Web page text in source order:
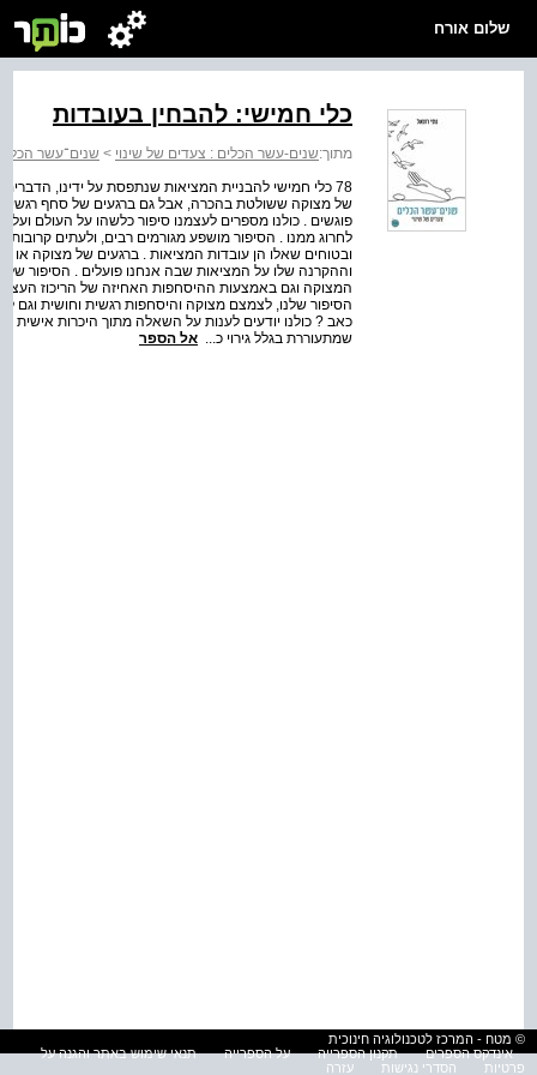
שלום אורח
כלי חמישי: להבחין בעובדות
מתוך:שנים-עשר הכלים : צעדים של שינוי > שנים־עשר
78 כלי חמישי להבניית המציאות שנתפסת על ידינו,
של מצוקה ששולטת בהכרה, אבל גם ברגעים של סחף רגשי
פוגשים . כולנו מספרים לעצמנו סיפור כלשהו על העולם
לחרוג ממנו . הסיפור מושפע מגורמים רבים, ולעתים קרובות
ובטוחים שאלו הן עובדות המציאות . ברגעים של מצוקה או
וההקרנה שלו על המציאות שבה אנחנו פועלים . הסיפור
המצוקה וגם באמצעות ההיסחפות האחיזה של הריכוז
הסיפור שלנו, לצמצם מצוקה והיסחפות רגשית וחושית וגם
כאב ? כולנו יודעים לענות על השאלה מתוך היכרות
שמתעוררת בגלל גירוי כ... אל הספר
© מטח - המרכז לטכנולוגיה חינוכית
אינדקס הספרים
תקנון הספרייה על הספרייה
תנאי שימוש באתר והגנה על
פרטיות
הסדרי נגישות עזרה